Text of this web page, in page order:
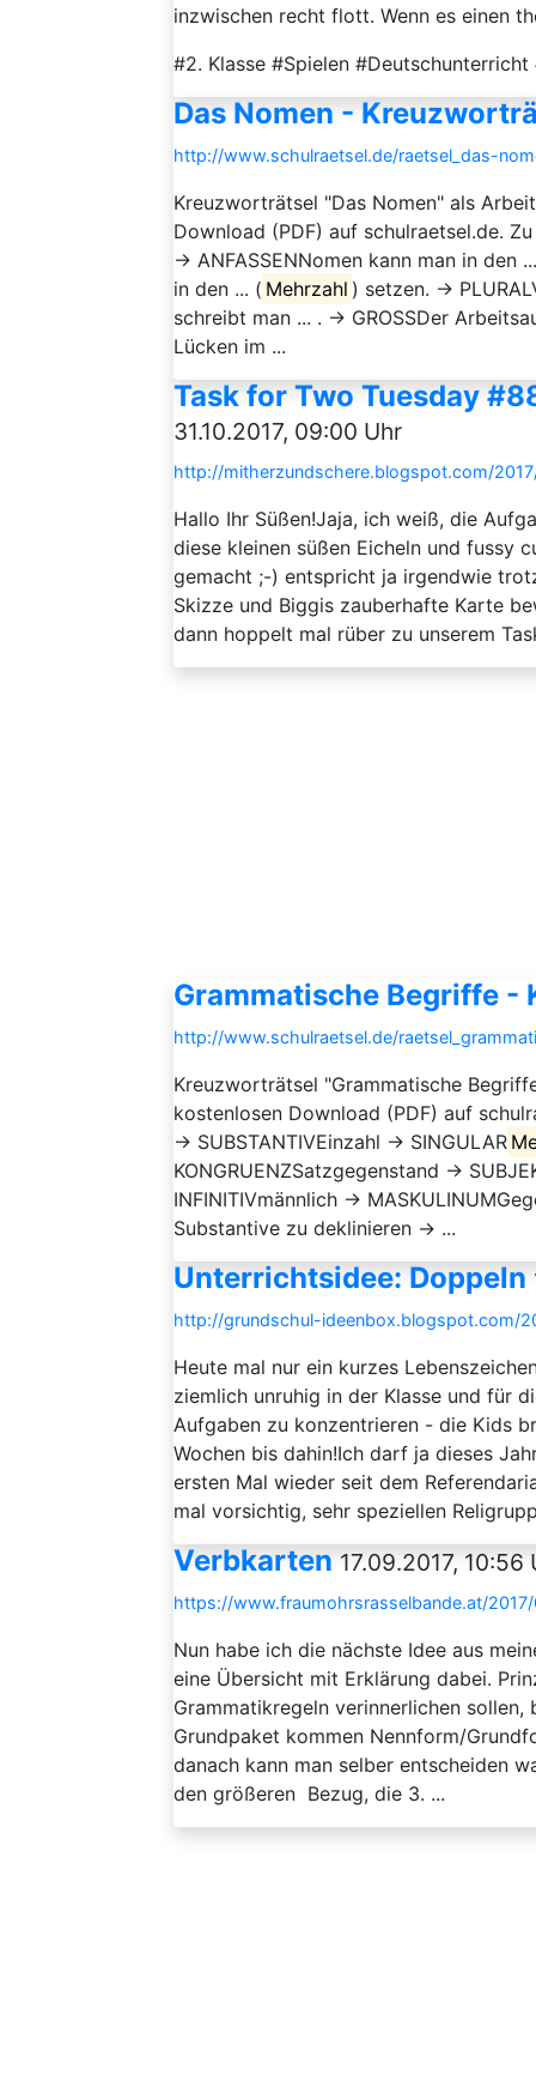
inzwischen recht flott. Wenn es einen
#2. Klasse #Spielen
Das Nomen -
http://www.schulraetsel.de/raetsel_das-
Kreuzworträtsel "Das Nomen" als
Download (PDF) auf schulraetsel.de.
→ ANFASSENNomen kann man in den
in den ... ( Mehrzahl ) setzen. →
schreibt man ... . → GROSSDer
Lücken im ...
Task for Two Tuesday
31.10.2017, 09:00 Uhr
http://mitherzundschere.blogspot.com/
Hallo Ihr Süßen!Jaja, ich weiß, die
diese kleinen süßen Eicheln und fussy
gemacht ;-) entspricht ja irgendwie
Skizze und Biggis zauberhafte Karte
dann hoppelt mal rüber zu unserem
Grammatische Begriffe -
http://www.schulraetsel.de/
Kreuzworträtsel "Grammatische
kostenlosen Download (PDF) auf
→ SUBSTANTIVEinzahl → SINGULAR
KONGRUENZSatzgegenstand →
INFINITIVmännlich →
Substantive zu deklinieren → ...
Unterrichtsidee: Doppeln
http://grundschul-ideenbox.blogspot.com/
Heute mal nur ein kurzes
ziemlich unruhig in der Klasse und für
Aufgaben zu konzentrieren - die Kids
Wochen bis dahin!Ich darf ja dieses
ersten Mal wieder seit dem
mal vorsichtig, sehr speziellen
Verbkarten 17.09.2017, 10:56
https://www.fraumohrsrasselbande.at/
Nun habe ich die nächste Idee aus
eine Übersicht mit Erklärung dabei.
Grammatikregeln verinnerlichen
Grundpaket kommen Nennform/
danach kann man selber entscheiden
den größeren Bezug, die 3. ...